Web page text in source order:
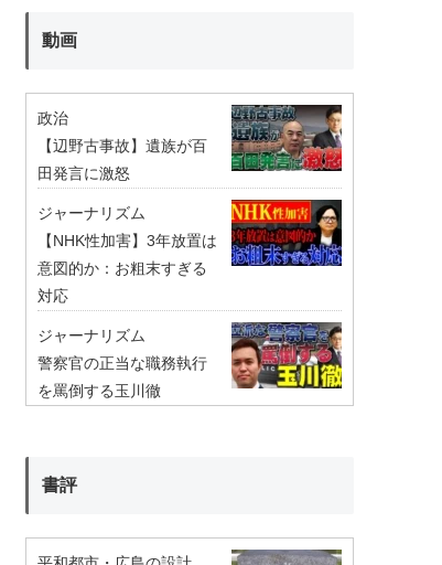
動画
政治
【辺野古事故】遺族が百
田発言に激怒
ジャーナリズム
【NHK性加害】3年放置は
意図的か：お粗末すぎる
対応
ジャーナリズム
警察官の正当な職務執行
を罵倒する玉川徹
書評